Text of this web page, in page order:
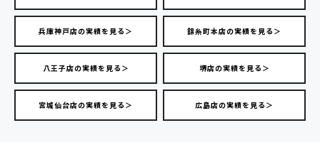
兵庫神戸店の実績を見る＞ 錦糸町本店の実績を見る＞
八王子店の実績を見る＞ 堺店の実績を見る＞
宮城仙台店の実績を見る＞ 広島店の実績を見る＞